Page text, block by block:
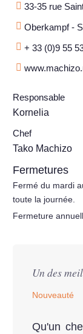
33-35 rue
Oberkampf -
+ 33 (0)9 55
Responsable
Kornelia
Chef
Tako Machizo
Fermetures
Fermé du mardi
toute la journée.
Fermeture
Un des
Nouveauté
Qu'un